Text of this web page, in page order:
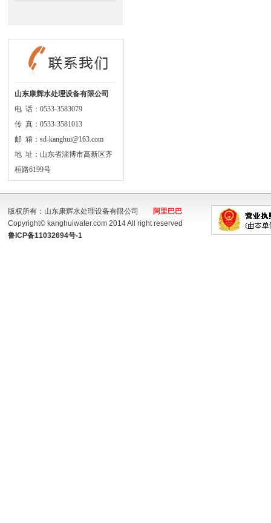
山东康辉水处理设备有限公司
电 话：0533-3583079
传 真：0533-3581013
邮 箱：sd-kanghui@163.com
地 址：山东省淄博市高新区齐
桓路6199号
版权所有：山东康辉水处理设备有限公司
阿里巴巴
Copyright© kanghuiwater.com 2014 All right reserved
鲁ICP备11032694号-1